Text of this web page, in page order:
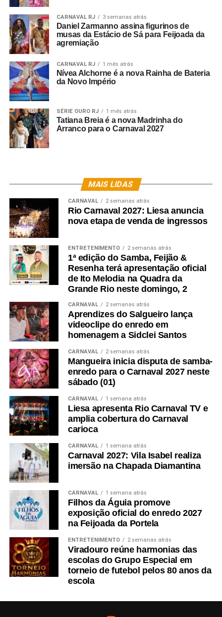
CARNAVAL RJ 3 semanas atrás
Daniel Zarmanno assina figurinos de
musas da Estácio de Sá para Feijoada da
agremiação
CARNAVAL RJ 1 mês atrás
Nívea Alchorne é a nova Rainha de Bateria
da Novo Império
SÉRIE OURO RJ 1 mês atrás
Tatiana Breia é a nova Madrinha do
Arranco para o Carnaval 2027
MAIS LIDAS
CARNAVAL 2 semanas atrás
Rio Carnaval 2027: Liesa anuncia
nova etapa de venda de ingressos
ENTRETENIMENTO 2 semanas atrás
1ª edição do Samba, Feijão &
Resenha terá apresentação oficial
de Ito Melodia na Quadra da
Grande Rio neste domingo, 2
CARNAVAL 2 semanas atrás
Aprendizes do Salgueiro lança
videoclipe do enredo em
homenagem a Sidclei Santos
CARNAVAL 2 semanas atrás
Mangueira inicia disputa de samba-
enredo para o Carnaval 2027 neste
sábado (01)
CARNAVAL 1 semana atrás
Liesa apresenta Rio Carnaval TV e
amplia cobertura do Carnaval
carioca
CARNAVAL 1 semana atrás
Carnaval 2027: Vila Isabel realiza
imersão na Chapada Diamantina
CARNAVAL 1 semana atrás
Filhos da Águia promove
exposição oficial do enredo 2027
na Feijoada da Portela
ENTRETENIMENTO 2 semanas atrás
Viradouro reúne harmonias das
escolas do Grupo Especial em
torneio de futebol pelos 80 anos da
escola